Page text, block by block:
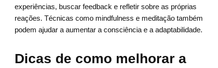
experiências, buscar feedback e refletir sobre as próprias
reações. Técnicas como mindfulness e meditação também
podem ajudar a aumentar a consciência e a adaptabilidade.
Dicas de como melhorar a